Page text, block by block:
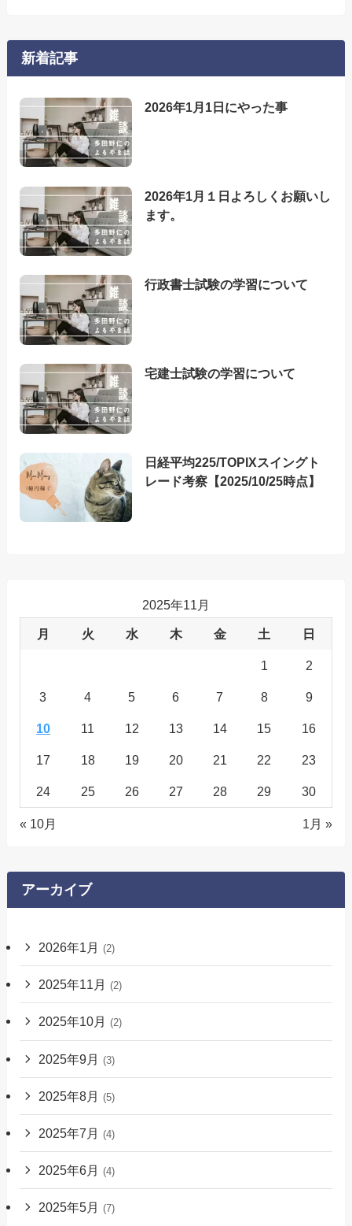
新着記事
2026年1月1日にやった事
2026年1月１日よろしくお願いし
ます。
行政書士試験の学習について
宅建士試験の学習について
日経平均225/TOPIXスイングト
レード考察【2025/10/25時点】
2025年11月
月 火 水 木 金 土 日
1 2
3 4 5 6 7 8 9
10 11 12 13 14 15 16
17 18 19 20 21 22 23
24 25 26 27 28 29 30
« 10月 1月 »
アーカイブ
2026年1月 (2)
2025年11月 (2)
2025年10月 (2)
2025年9月 (3)
2025年8月 (5)
2025年7月 (4)
2025年6月 (4)
2025年5月 (7)